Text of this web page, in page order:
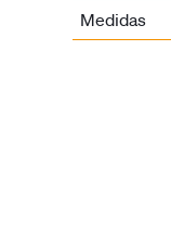
Medidas